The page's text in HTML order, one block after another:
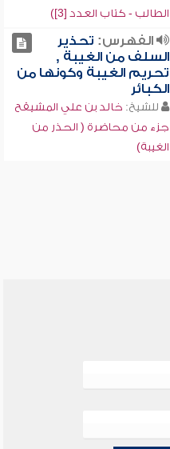
الطالب - كتاب العدد [3])
الفهرس: تحذير
السلف من الغيبة ,
تحريم الغيبة وكونها من
الكبائر
للشيخ: خالد بن علي المشيقح
جزء من محاضرة ( الحذر من
الغيبة)